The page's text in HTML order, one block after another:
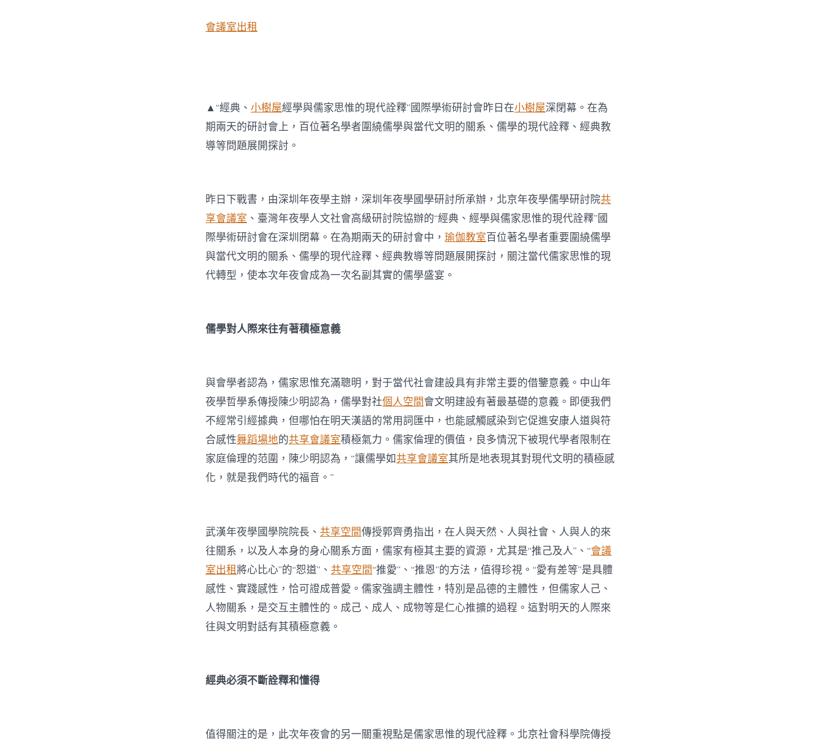
研
討
會
召
會議室出租
▲“經典、 小樹屋經學與儒家思惟的現代詮釋”國際學術研討會昨日在小樹屋深閉幕。在為
期兩天的研討會上，百位著名學者圍繞儒學與當代文明的關系、儒學的現代詮釋、經典教
導等問題展開探討。
昨日下戰書，由深圳年夜學主辦，深圳年夜學國學研討所承辦，北京年夜學儒學研討院共
享會議室 、臺灣年夜學人文社會高級研討院協辦的“經典、經學與儒家思惟的現代詮釋”國
際學術研討會在深圳閉幕。在為期兩天的研討會中， 瑜伽教室百位著名學者重要圍繞儒學
與當代文明的關系、儒學的現代詮釋、經典教導等問題展開探討，關注當代儒家思惟的現
代轉型，使本次年夜會成為一次名副其實的儒學盛宴。
儒學對人際來往有著積極意義
與會學者認為，儒家思惟充滿聰明，對于當代社會建設具有非常主要的借鑒意義。中山年
夜學哲學系傳授陳少明認為，儒學對社個人空間會文明建設有著最基礎的意義。即便我們
不經常引經據典，但哪怕在明天漢語的常用詞匯中，也能感觸感染到它促進安康人道與符
合感性舞蹈場地的共享會議室積極氣力。儒家倫理的價值，良多情況下被現代學者限制在
家庭倫理的范圍，陳少明認為，“讓儒學如共享會議室其所是地表現其對現代文明的積極感
化，就是我們時代的福音。”
武漢年夜學國學院院長、 共享空間傳授郭齊勇指出，在人與天然、人與社會、人與人的來
往關系，以及人本身的身心關系方面，儒家有極其主要的資源，尤其是“推己及人”、“會議
室出租將心比心”的“恕道”、 共享空間“推愛”、“推恩”的方法，值得珍視。“愛有差等”是具體
感性、實踐感性，恰可證成普愛。儒家強調主體性，特別是品德的主體性，但儒家人己、
人物關系，是交互主體性的。成己、成人、成物等是仁心推擴的過程。這對明天的人際來
往與文明對話有其積極意義。
經典必須不斷詮釋和懂得
值得關注的是，此次年夜會的另一關重視點是儒家思惟的現代詮釋。北京社會科學院傳授